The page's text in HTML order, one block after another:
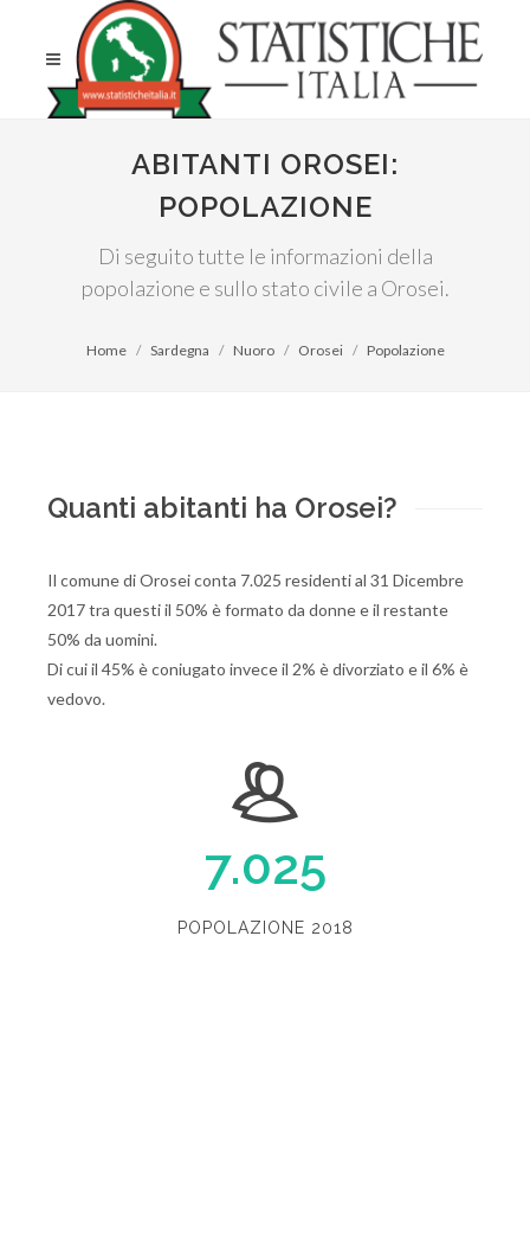
ABITANTI OROSEI:
POPOLAZIONE
Di seguito tutte le informazioni della
popolazione e sullo stato civile a Orosei.
Home Sardegna Nuoro Orosei Popolazione
Quanti abitanti ha Orosei?
Il comune di Orosei conta 7.025 residenti al 31 Dicembre
2017 tra questi il 50% è formato da donne e il restante
50% da uomini.
Di cui il 45% è coniugato invece il 2% è divorziato e il 6% è
vedovo.
7.025
POPOLAZIONE 2018